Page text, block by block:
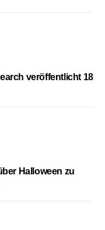
veröffentlicht 18
Halloween zu